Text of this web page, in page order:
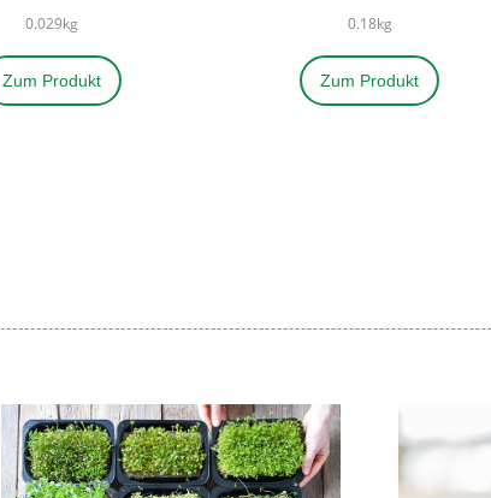
0.029kg
Zum Produkt
0.18kg
Zum Produkt